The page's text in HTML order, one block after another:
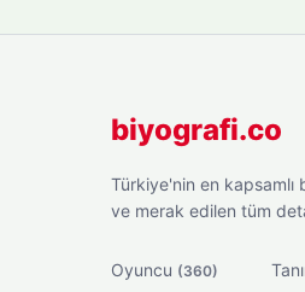
biyografi.co
Türkiye'nin en
ve merak edilen tüm
Oyuncu (360)